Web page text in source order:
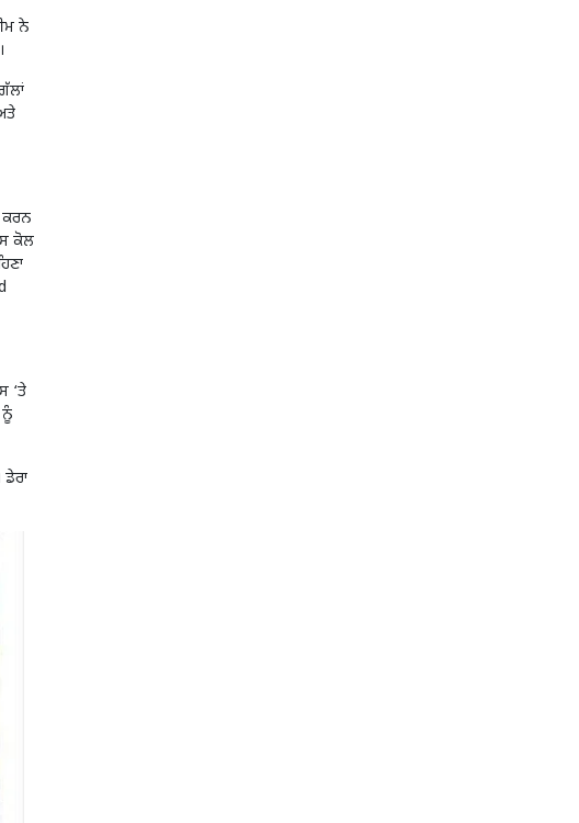
ਨੇ
ਕਰਨ
ਕੋਲ
‘ਤੇ
ਨੂੰ